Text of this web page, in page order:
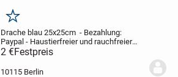
Merken
Drache blau 25x25cm - Bezahlung:
Paypal - Haustierfreier und rauchfreier
Haushalt- Versand erfolgt noch am
selben Tag, wenn die Post noch geöffnet
hat- Mengenrabatt beim Kauf mehrerer
2 €Festpreis
10115 Berlin